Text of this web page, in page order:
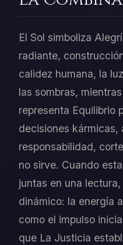
El Sol simboliza
radiante,
calidez humana, la
las sombras,
representa Equilibrio
decisiones kármicas,
responsabilidad,
no sirve. Cuando
juntas en una
dinámico: la energía
como el impulso
que La Justicia